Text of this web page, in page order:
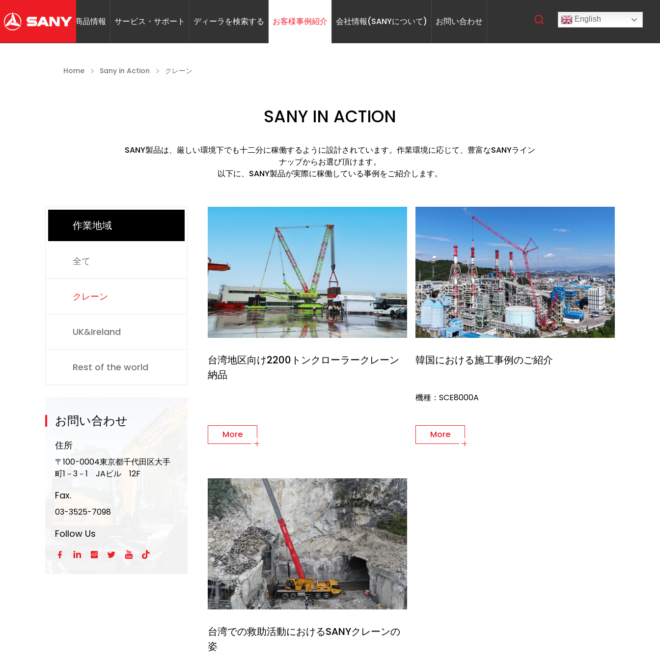
商品情報 サービス・サポート ディーラを検索する お客様事例紹介 会社情報(SANYについて) お問い合わせ English
Home Sany in Action クレーン
SANY IN ACTION
SANY製品は、厳しい環境下でも十二分に稼働するように設計されています。作業環境に応じて、豊富なSANYライン
ナップからお選び頂けます。
以下に、SANY製品が実際に稼働している事例をご紹介します。
作業地域
全て
クレーン
UK&Ireland
Rest of the world
お問い合わせ
住所
〒100-0004東京都千代田区大手
町1－3－1 JAビル 12F
Fax.
03-3525-7098
Follow Us
     
台湾地区向け2200トンクローラークレーン
納品
More
韓国における施工事例のご紹介
機種：SCE8000A
More
台湾での救助活動におけるSANYクレーンの
姿